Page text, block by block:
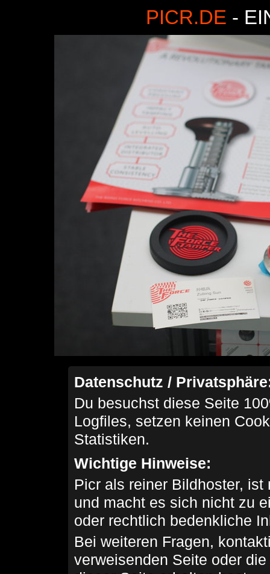
PICR.DE -
Datenschutz /
Du besuchst diese Seite
Logfiles, setzen keinen
Statistiken.
Wichtige Hinweise:
Picr als reiner Bildhoster,
und macht es sich nicht zu
oder rechtlich bedenkliche
Bei weiteren Fragen,
verweisenden Seite oder